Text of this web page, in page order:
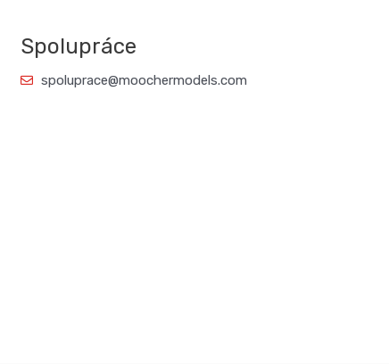
Spolupráce
spoluprace@moochermodels.com